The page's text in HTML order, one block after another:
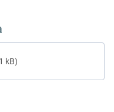
kB